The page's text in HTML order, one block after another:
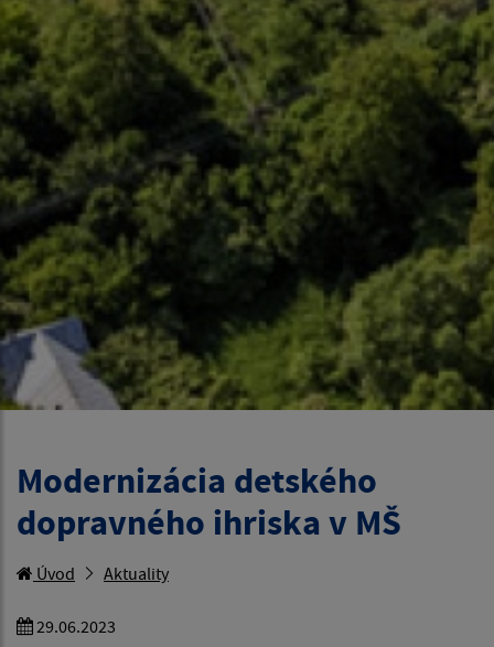
Modernizácia detského
dopravného ihriska v MŠ
Úvod Aktuality
29.06.2023